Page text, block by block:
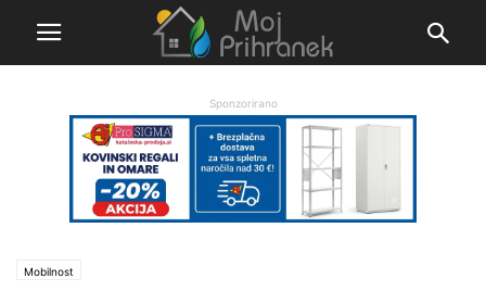
Sponzorirano
Mobilnost